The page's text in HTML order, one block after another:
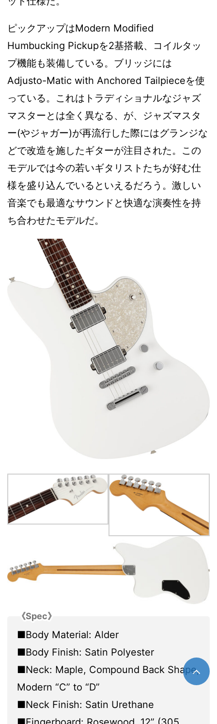
ピックアップはModern Modified
Humbucking Pickupを2基搭載、コイルタッ
プ機能も装備している。ブリッジには
Adjusto-Matic with Anchored Tailpieceを使
っている。これはトラディショナルなジャズ
マスターとは全く異なる、が、ジャズマスタ
ー(やジャガー)が再流行した際にはグランジな
どで改造を施したギターが注目された。この
モデルでは今の若いギタリストたちが好む仕
様を盛り込んでいるといえるだろう。激しい
音楽でも最適なサウンドと快適な演奏性を持
ち合わせたモデルだ。
《Spec》
■Body Material: Alder
■Body Finish: Satin Polyester
■Neck: Maple, Compound Back Shape,
Modern “C” to “D”
■Neck Finish: Satin Urethane